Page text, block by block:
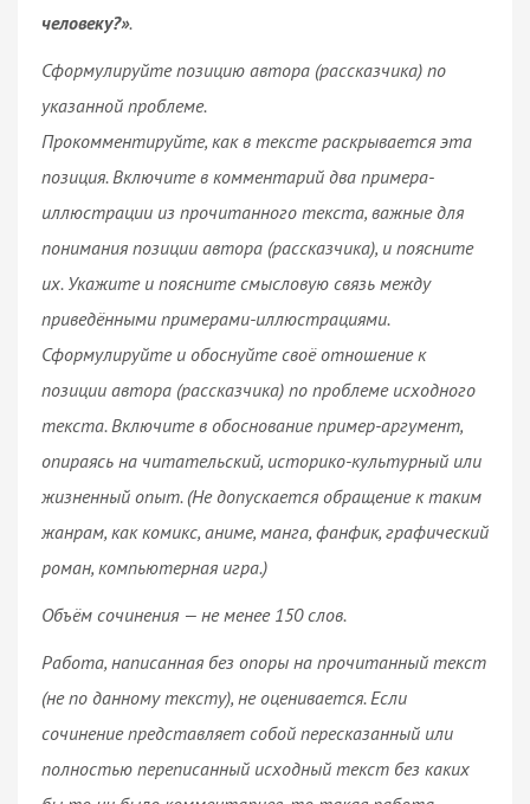
человеку?».
Сформулируйте позицию автора (рассказчика) по
указанной проблеме.
Прокомментируйте, как в тексте раскрывается эта
позиция. Включите в комментарий два примера-
иллюстрации из прочитанного текста, важные для
понимания позиции автора (рассказчика), и поясните
их. Укажите и поясните смысловую связь между
приведёнными примерами-иллюстрациями.
Сформулируйте и обоснуйте своё отношение к
позиции автора (рассказчика) по проблеме исходного
текста. Включите в обоснование пример-аргумент,
опираясь на читательский, историко-культурный или
жизненный опыт. (Не допускается обращение к таким
жанрам, как комикс, аниме, манга, фанфик, графический
роман, компьютерная игра.)
Объём сочинения — не менее 150 слов.
Работа, написанная без опоры на прочитанный текст
(не по данному тексту), не оценивается. Если
сочинение представляет собой пересказанный или
полностью переписанный исходный текст без каких